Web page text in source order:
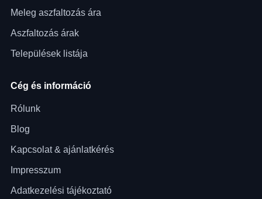
Meleg aszfaltozás ára
Aszfaltozás árak
Települések listája
Cég és információ
Rólunk
Blog
Kapcsolat & ajánlatkérés
Impresszum
Adatkezelési tájékoztató